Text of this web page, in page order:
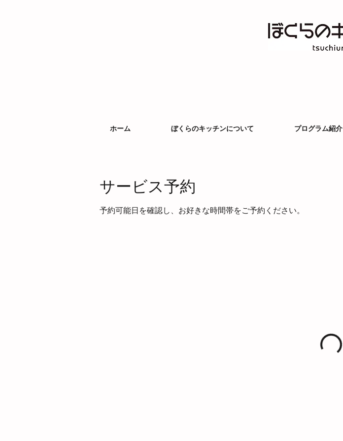
ホーム ぼくらのキッチンについて プログラム紹介
サービス予約
予約可能日を確認し、お好きな時間帯をご予約ください。